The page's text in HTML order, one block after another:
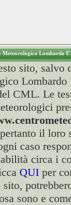
Meteorologico Lombardo
sito, salvo
CML. Le
il
caso
circa i
QUIper
sono e